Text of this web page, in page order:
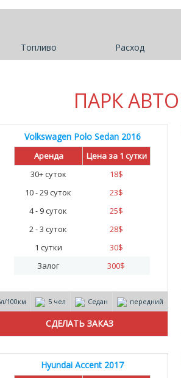
Топливо Расход
ПАРК
Volkswagen Polo Sedan 2016
Аренда
Цена за 1 сутки
30+ суток
18$
10 - 29 суток
23$
4 - 9 суток
25$
2 - 3 суток
28$
1 сутки
30$
Залог
300$
100км 5 чел Седан передний
Hyundai Accent 2017